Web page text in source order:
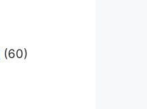
(60)